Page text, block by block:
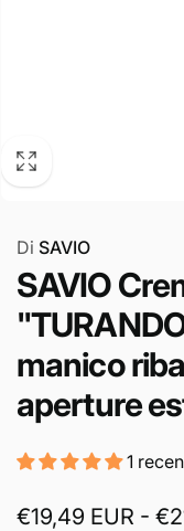
Di SAVIO
SAVIO
manico
aperture
1
€19,49 EUR -